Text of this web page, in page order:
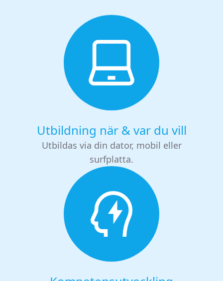
Utbildning när & var du vill
Utbildas via din dator, mobil eller
surfplatta.